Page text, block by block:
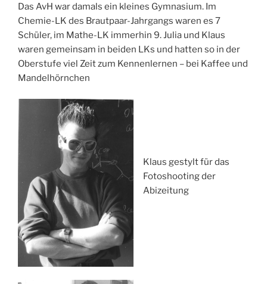
Das AvH war damals ein kleines Gymnasium. Im
Chemie-LK des Brautpaar-Jahrgangs waren es 7
Schüler, im Mathe-LK immerhin 9. Julia und Klaus
waren gemeinsam in beiden LKs und hatten so in der
Oberstufe viel Zeit zum Kennenlernen – bei Kaffee und
Mandelhörnchen
Klaus gestylt für das
Fotoshooting der
Abizeitung